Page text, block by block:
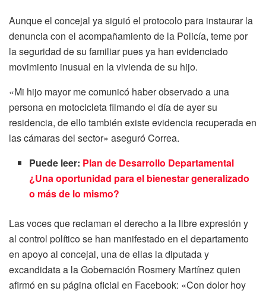
Aunque el concejal ya siguió el protocolo para instaurar la
denuncia con el acompañamiento de la Policía, teme por
la seguridad de su familiar pues ya han evidenciado
movimiento inusual en la vivienda de su hijo.
«Mi hijo mayor me comunicó haber observado a una
persona en motocicleta filmando el día de ayer su
residencia, de ello también existe evidencia recuperada en
las cámaras del sector» aseguró Correa.
Puede leer: Plan de Desarrollo Departamental
¿Una oportunidad para el bienestar generalizado
o más de lo mismo?
Las voces que reclaman el derecho a la libre expresión y
al control político se han manifestado en el departamento
en apoyo al concejal, una de ellas la diputada y
excandidata a la Gobernación Rosmery Martínez quien
afirmó en su página oficial en Facebook: «Con dolor hoy